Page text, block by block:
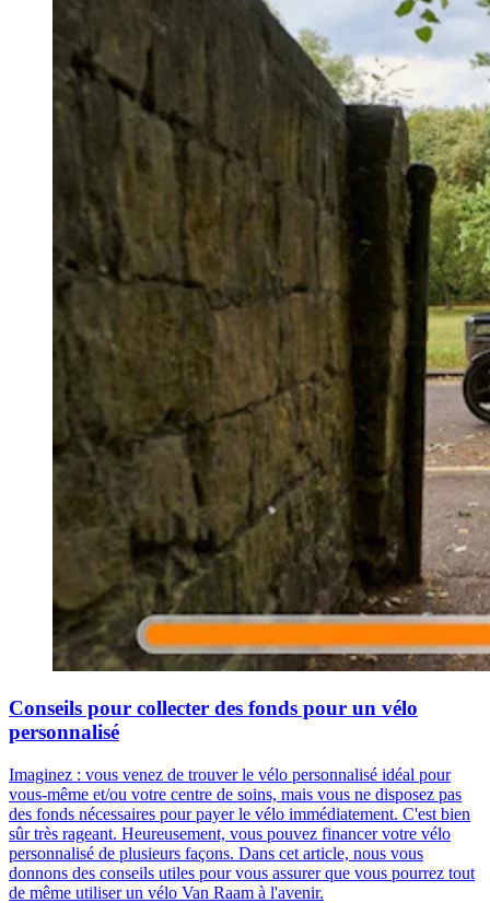
Conseils pour collecter des fonds pour un vélo
personnalisé
Imaginez : vous venez de trouver le vélo personnalisé idéal pour
vous-même et/ou votre centre de soins, mais vous ne disposez pas
des fonds nécessaires pour payer le vélo immédiatement. C'est bien
sûr très rageant. Heureusement, vous pouvez financer votre vélo
personnalisé de plusieurs façons. Dans cet article, nous vous
donnons des conseils utiles pour vous assurer que vous pourrez tout
de même utiliser un vélo Van Raam à l'avenir.